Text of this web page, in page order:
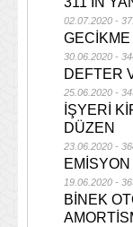
02.07.2020 -
30.06.2020 -
DEFTER
25.06.2020 -
İŞYERİ
DÜZEN
23.06.2020 -
19.06.2020 -
BİNEK